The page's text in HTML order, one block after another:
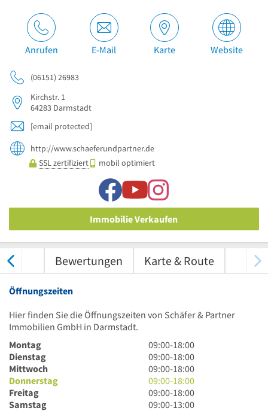
Anrufen E-Mail Karte Website
(06151) 26983
Kirchstr. 1
64283 Darmstadt
[email protected]
http://www.schaeferundpartner.de
SSL zertifiziert
mobil optimiert
Immobilie Verkaufen
Bewertungen Karte & Route
Öffnungszeiten
Hier finden Sie die Öffnungszeiten von Schäfer & Partner
Immobilien GmbH in Darmstadt.
Montag
9
Uhr
bis
18
Uhr
09:00-18:00
Dienstag
9
Uhr
bis
18
Uhr
09:00-18:00
Mittwoch
9
Uhr
bis
18
09:00-18:00
Donnerstag
9
Uhr
bis
09:00-18:00
Freitag
9
Uhr
09:00-18:00
Samstag
9
09:00-13:00